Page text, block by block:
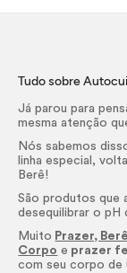
Tudo sobre
Já parou para
mesma atenção
Nós sabemos
linha especial,
Berê!
São produtos que
desequilibrar o pH
Muito Prazer, Berê
Corpo e prazer
com seu corpo de